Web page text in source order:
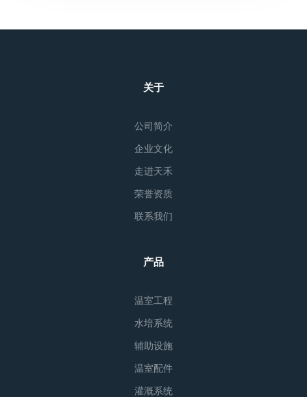
关于
公司简介
企业文化
走进天禾
荣誉资质
联系我们
产品
温室工程
水培系统
辅助设施
温室配件
灌溉系统